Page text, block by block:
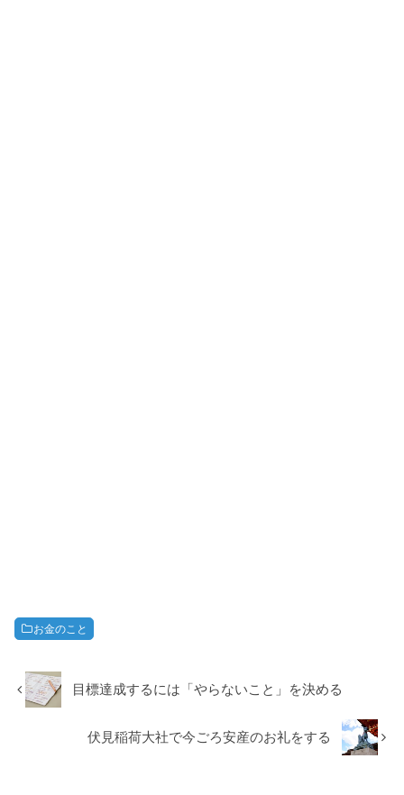
お金のこと
目標達成するには「やらないこと」を決める
伏見稲荷大社で今ごろ安産のお礼をする